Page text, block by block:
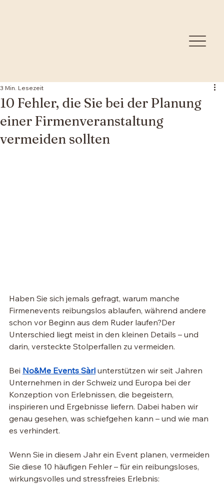
10 Fehler, die Sie bei der Planung
einer Firmenveranstaltung
vermeiden sollten
3 Min. Lesezeit
Haben Sie sich jemals gefragt, warum manche
Firmenevents reibungslos ablaufen, während andere
schon vor Beginn aus dem Ruder laufen?Der
Unterschied liegt meist in den kleinen Details – und
darin, versteckte Stolperfallen zu vermeiden.
Bei No&Me Events Sàrl unterstützen wir seit Jahren
Unternehmen in der Schweiz und Europa bei der
Konzeption von Erlebnissen, die begeistern,
inspirieren und Ergebnisse liefern. Dabei haben wir
genau gesehen, was schiefgehen kann – und wie man
es verhindert.
Wenn Sie in diesem Jahr ein Event planen, vermeiden
Sie diese 10 häufigen Fehler – für ein reibungsloses,
wirkungsvolles und stressfreies Erlebnis: